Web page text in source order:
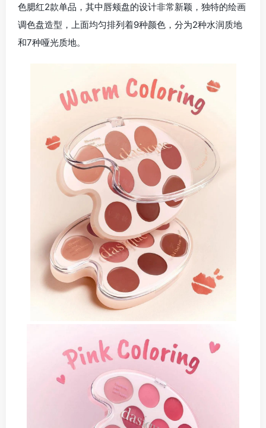
色腮红2款单品，其中唇颊盘的设计非常新颖，独特的绘画
调色盘造型，上面均匀排列着9种颜色，分为2种水润质地
和7种哑光质地。